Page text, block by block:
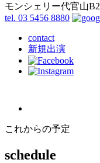
モンシェリー代官山B2
tel. 03 5456 8880
contact
新規出演
これからの予定
schedule